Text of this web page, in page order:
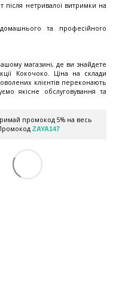
після нетривалої витримки на
та професійного
магазині, де ви знайдете
Кокочоко. Ціна на склади
клієнтів переконають
якісне обслуговування та
промокод 5% на весь
ZAYA147